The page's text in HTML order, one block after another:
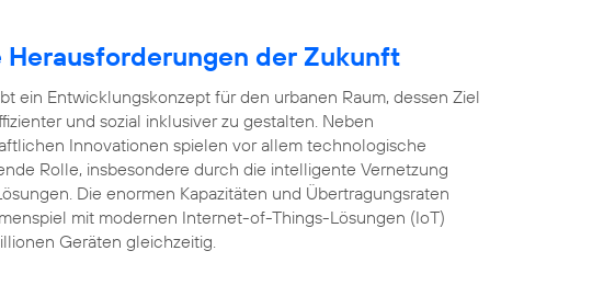
der Zukunft
ein Entwicklungskonzept für den urbanen Raum, dessen Ziel
und sozial inklusiver zu gestalten. Neben
Innovationen spielen vor allem technologische
Rolle, insbesondere durch die intelligente Vernetzung
Die enormen Kapazitäten und Übertragungsraten
mit modernen Internet-of-Things-Lösungen (IoT)
Geräten gleichzeitig.